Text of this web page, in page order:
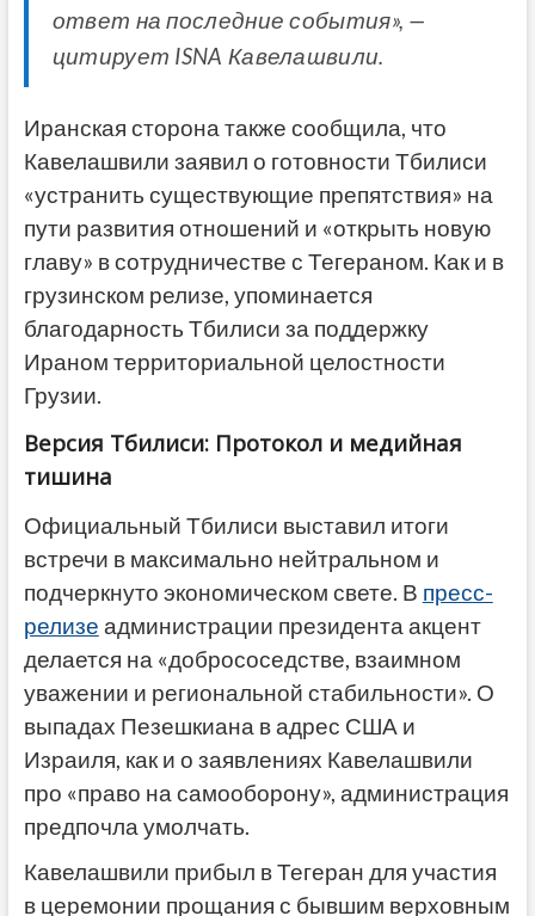
ответ на последние события», —
цитирует ISNA Кавелашвили.
Иранская сторона также сообщила, что
Кавелашвили заявил о готовности Тбилиси
«устранить существующие препятствия» на
пути развития отношений и «открыть новую
главу» в сотрудничестве с Тегераном. Как и в
грузинском релизе, упоминается
благодарность Тбилиси за поддержку
Ираном территориальной целостности
Грузии.
Версия Тбилиси: Протокол и медийная
тишина
Официальный Тбилиси выставил итоги
встречи в максимально нейтральном и
подчеркнуто экономическом свете. В пресс-
релизе администрации президента акцент
делается на «добрососедстве, взаимном
уважении и региональной стабильности». О
выпадах Пезешкиана в адрес США и
Израиля, как и о заявлениях Кавелашвили
про «право на самооборону», администрация
предпочла умолчать.
Кавелашвили прибыл в Тегеран для участия
в церемонии прощания с бывшим верховным